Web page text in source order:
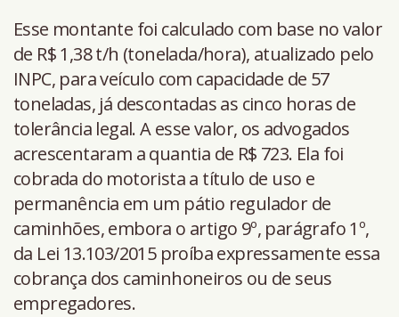
Esse montante foi calculado com base no valor
de R$ 1,38 t/h (tonelada/hora), atualizado pelo
INPC, para veículo com capacidade de 57
toneladas, já descontadas as cinco horas de
tolerância legal. A esse valor, os advogados
acrescentaram a quantia de R$ 723. Ela foi
cobrada do motorista a título de uso e
permanência em um pátio regulador de
caminhões, embora o artigo 9º, parágrafo 1º,
da Lei 13.103/2015 proíba expressamente essa
cobrança dos caminhoneiros ou de seus
empregadores.